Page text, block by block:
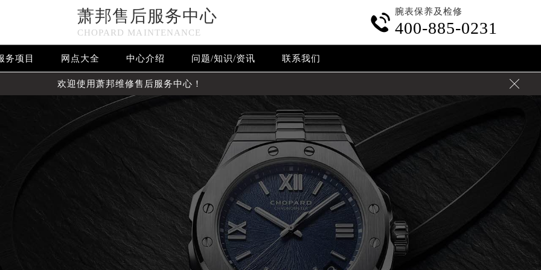
萧邦售后服务中心
CHOPARD MAINTENANCE

腕表保养及检修
400-885-0231
务项目 网点大全 中心介绍 问题/知识/资讯 联系我们
欢迎使用萧邦维修售后服务中心！ 